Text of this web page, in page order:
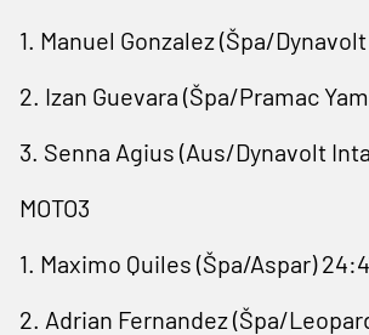
1. Manuel Gonzalez (Špa/
2. Izan Guevara (Špa/Pramac
3. Senna Agius (Aus/Dynavolt
MOTO3
1. Maximo Quiles (Špa/Aspar)
2. Adrian Fernandez (Špa/